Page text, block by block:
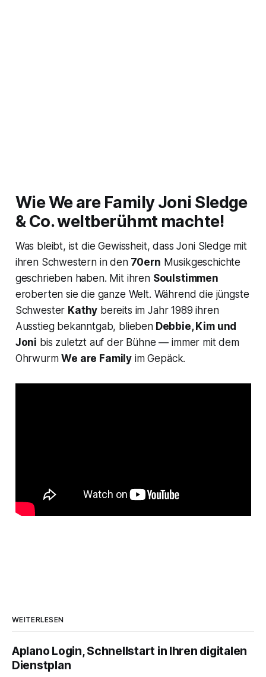
WieWe are FamilyJoni Sledge
& Co. weltberühmt machte!
Was bleibt, ist die Gewissheit, dass Joni Sledge mit
ihren Schwestern in den70ern Musikgeschichte
geschrieben haben. Mit ihren Soulstimmen
eroberten sie die ganze Welt. Während die jüngste
Schwester Kathy bereits im Jahr 1989 ihren
Ausstieg bekanntgab, bliebenDebbie, Kim und
Joni bis zuletzt auf der Bühne — immer mit dem
OhrwurmWe are Family im Gepäck.
WEITERLESEN
Aplano Login, Schnellstart in Ihren digitalen
Dienstplan